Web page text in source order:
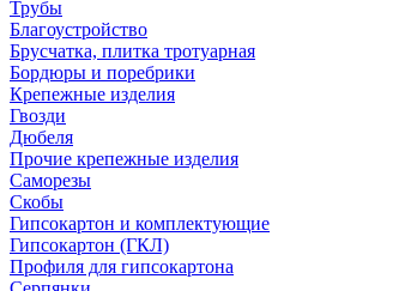
Трубы
Благоустройство
Брусчатка, плитка тротуарная
Бордюры и поребрики
Крепежные изделия
Гвозди
Дюбеля
Прочие крепежные изделия
Саморезы
Скобы
Гипсокартон и комплектующие
Гипсокартон (ГКЛ)
Профиля для гипсокартона